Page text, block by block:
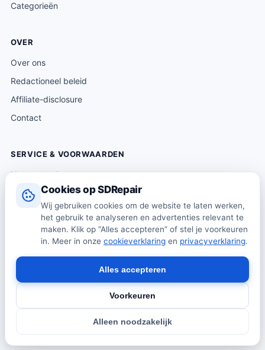
Cookies op SDRepair
Wij gebruiken cookies om de website te laten werken,
het gebruik te analyseren en advertenties relevant te
maken. Klik op “Alles accepteren” of stel je voorkeuren
in. Meer in onze cookieverklaring en privacyverklaring.
Alleen noodzakelijk
Voorkeuren
Alles accepteren
Categorieën
OVER
Over ons
Redactioneel beleid
Affiliate-disclosure
Contact
SERVICE & VOORWAARDEN
Klantenservice
Verzending & levering
Retourneren
Algemene voorwaarden
verkopen zelf geen producten · Alle prijzen onder voorbehoud.